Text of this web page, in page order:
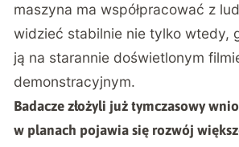
maszyna ma współpracować z
widzieć stabilnie nie tylko wtedy,
ją na starannie doświetlonym
demonstracyjnym.
Badacze złożyli już tymczasowy
w planach pojawia się rozwój